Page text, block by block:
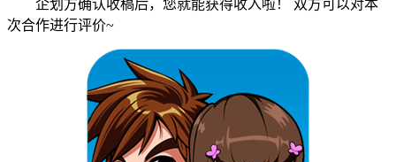
企划方确认收稿后，您就能获得收入啦！ 双方可以对本
次合作进行评价~